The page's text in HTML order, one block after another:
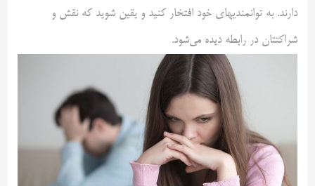
دارند. به توانمندیهای خود افتخار کنید و یقین شوید که نقش و
شراکتتان در رابطه دیده می‌شود.